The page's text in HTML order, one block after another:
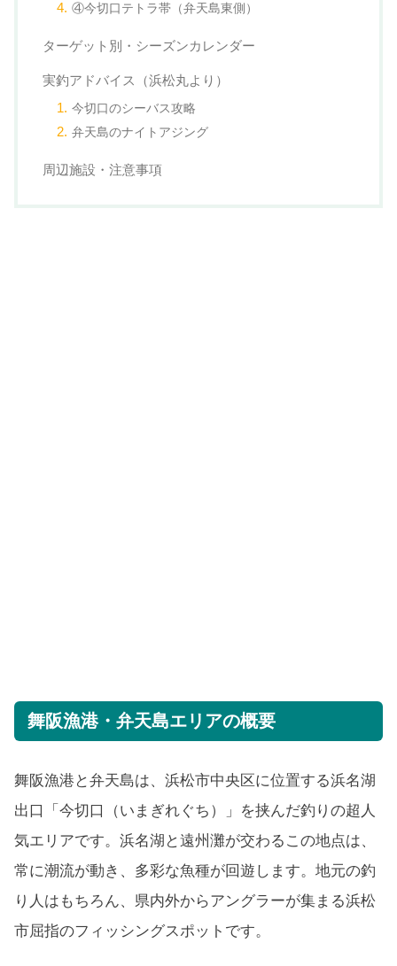
④今切口テトラ帯（弁天島東側）
ターゲット別・シーズンカレンダー
実釣アドバイス（浜松丸より）
今切口のシーバス攻略
弁天島のナイトアジング
周辺施設・注意事項
舞阪漁港・弁天島エリアの概要
舞阪漁港と弁天島は、浜松市中央区に位置する浜名湖
出口「今切口（いまぎれぐち）」を挟んだ釣りの超人
気エリアです。浜名湖と遠州灘が交わるこの地点は、
常に潮流が動き、多彩な魚種が回遊します。地元の釣
り人はもちろん、県内外からアングラーが集まる浜松
市屈指のフィッシングスポットです。